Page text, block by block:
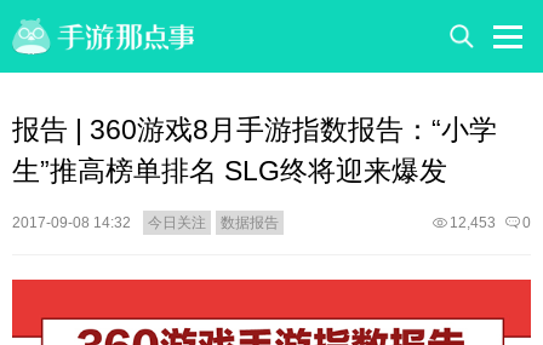
报告 | 360游戏8月手游指数报告：“小学
生”推高榜单排名 SLG终将迎来爆发
2017-09-08 14:32 今日关注 数据报告 0
12,453